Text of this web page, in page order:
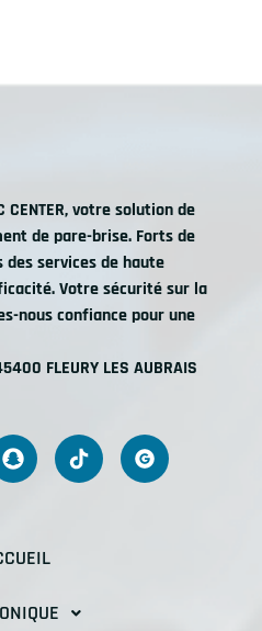
CENTER, votre solution de
de pare-brise. Forts de
services de haute
Votre sécurité sur la
nous confiance pour une
FLEURY LES AUBRAIS